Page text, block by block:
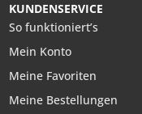
KUNDENSERVICE
So funktioniert’s
Mein Konto
Meine Favoriten
Meine Bestellungen